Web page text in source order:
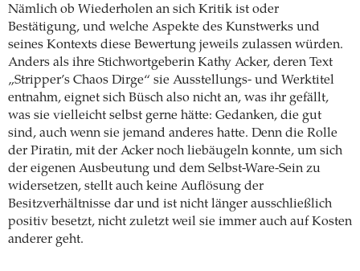
Nämlich ob Wiederholen an sich Kritik ist oder
Bestätigung, und welche Aspekte des Kunstwerks und
seines Kontexts diese Bewertung jeweils zulassen würden.
Anders als ihre Stichwortgeberin Kathy Acker, deren Text
„Stripper’s Chaos Dirge“ sie Ausstellungs- und Werktitel
entnahm, eignet sich Büsch also nicht an, was ihr gefällt,
was sie vielleicht selbst gerne hätte: Gedanken, die gut
sind, auch wenn sie jemand anderes hatte. Denn die Rolle
der Piratin, mit der Acker noch liebäugeln konnte, um sich
der eigenen Ausbeutung und dem Selbst-Ware-Sein zu
widersetzen, stellt auch keine Auflösung der
Besitzverhältnisse dar und ist nicht länger ausschließlich
positiv besetzt, nicht zuletzt weil sie immer auch auf Kosten
anderer geht.